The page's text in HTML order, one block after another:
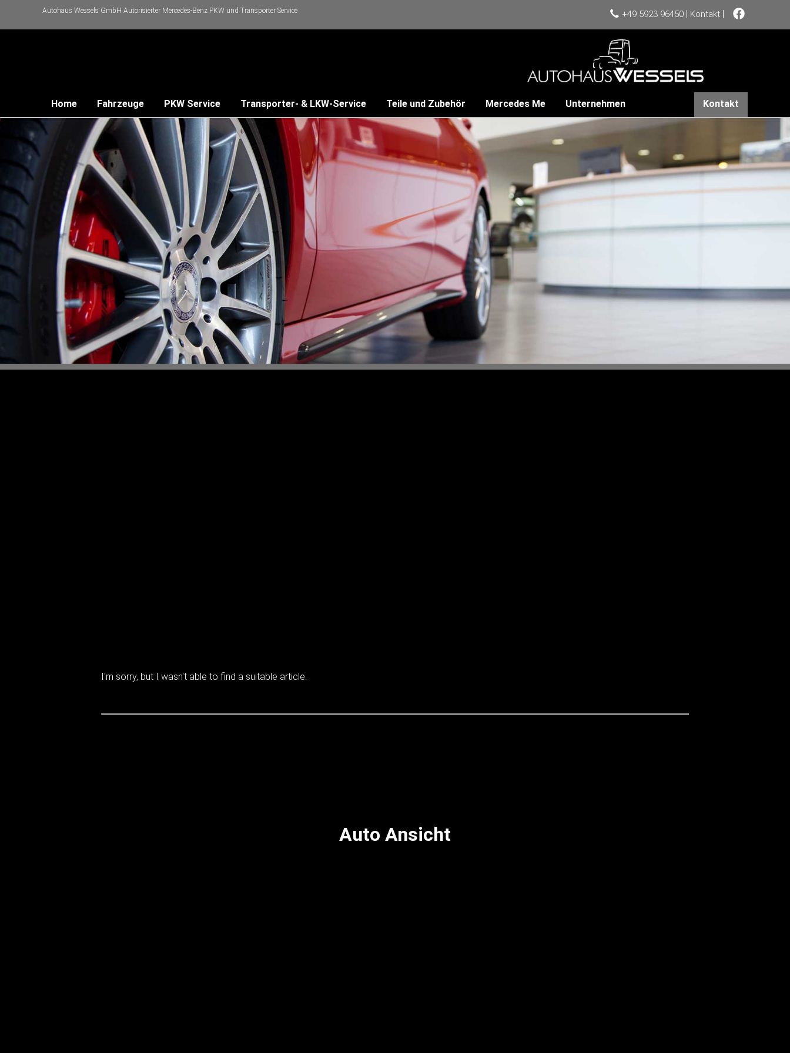
Autohaus Wessels GmbH Autorisierter Mercedes-Benz PKW und Transporter Service +49 5923 96450 | Kontakt |
Home Fahrzeuge PKW Service Transporter- & LKW-Service Teile und Zubehör Mercedes Me Unternehmen Kontakt
Content Slider
I'm sorry, but I wasn't able to find a suitable article.
Auto Ansicht